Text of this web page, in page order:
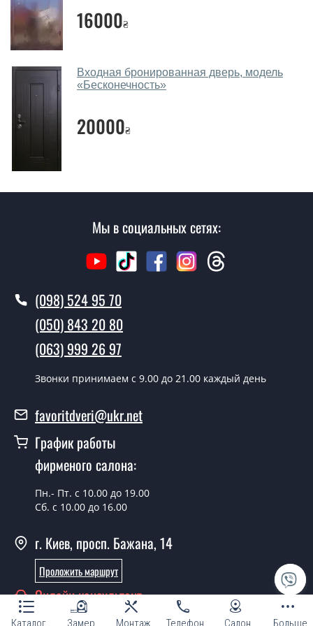
Каталог Замер Монтаж Телефон Салон Больше
не посещая наш офис.
Сколько стоит вызвать замерщика?
Вызов замерщика-консультанта стоит 450 грн.
Вы производите установку входных
Да производим. Монтаж входных дверей
воскресенья.
Сколько стоит установка дверей
Как быстро можете установить двери
В тот же день в течении нескольких часов, при
условии наличия их на складе, либо на следующий
день.
замерщика?
Да можно.
У вас есть в наличии готовые двери
дверей.
входных дверей?
От 5200 грн.
Нужны двери входные эконом
класса, что посоветуете?
16000₴
Входная бронированная дверь, модель
«Бесконечность»
20000₴
Мы в социальных сетях:
(098) 524 95 70
(050) 843 20 80
(063) 999 26 97
Звонки принимаем c 9.00 до 21.00 каждый день
favoritdveri@ukr.net
График работы
фирменого салона:
Пн.- Пт. с 10.00 до 19.00
Сб. с 10.00 до 16.00
г. Киев, просп. Бажана, 14
Проложить маршрут
Онлайн консультант